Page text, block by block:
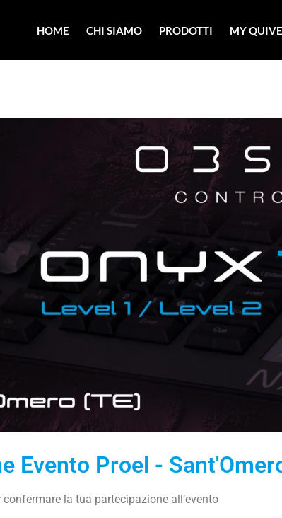
HOME CHI SIAMO PRODOTTI MY
Evento Proel -
la tua partecipazione all’evento